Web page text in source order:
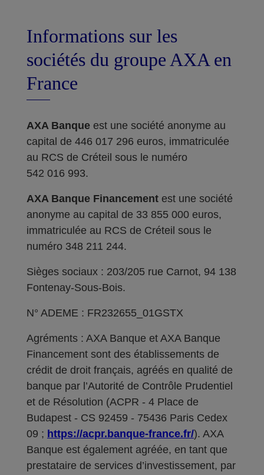
Informations sur les
sociétés du groupe AXA en
France
AXA Banque est une société anonyme au
capital de 446 017 296 euros, immatriculée
au RCS de Créteil sous le numéro
542 016 993.
AXA Banque Financement est une société
anonyme au capital de 33 855 000 euros,
immatriculée au RCS de Créteil sous le
numéro 348 211 244.
Sièges sociaux : 203/205 rue Carnot, 94 138
Fontenay-Sous-Bois.
N° ADEME : FR232655_01GSTX
Agréments : AXA Banque et AXA Banque
Financement sont des établissements de
crédit de droit français, agréés en qualité de
banque par l’Autorité de Contrôle Prudentiel
et de Résolution (ACPR - 4 Place de
Budapest - CS 92459 - 75436 Paris Cedex
09 ; https://acpr.banque-france.fr/). AXA
Banque est également agréée, en tant que
prestataire de services d’investissement, par